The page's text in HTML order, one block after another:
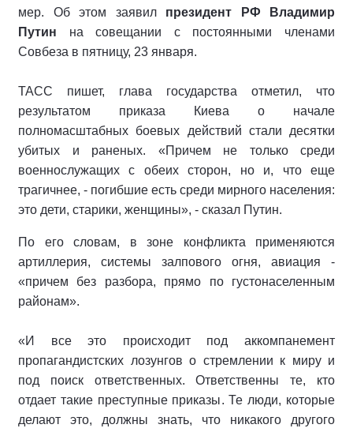
мер. Об этом заявил президент РФ Владимир
Путин на совещании с постоянными членами
Совбеза в пятницу, 23 января.
ТАСС пишет, глава государства отметил, что
результатом приказа Киева о начале
полномасштабных боевых действий стали десятки
убитых и раненых. «Причем не только среди
военнослужащих с обеих сторон, но и, что еще
трагичнее, - погибшие есть среди мирного населения:
это дети, старики, женщины», - сказал Путин.
По его словам, в зоне конфликта применяются
артиллерия, системы залпового огня, авиация -
«причем без разбора, прямо по густонаселенным
районам».
«И все это происходит под аккомпанемент
пропагандистских лозунгов о стремлении к миру и
под поиск ответственных. Ответственны те, кто
отдает такие преступные приказы. Те люди, которые
делают это, должны знать, что никакого другого